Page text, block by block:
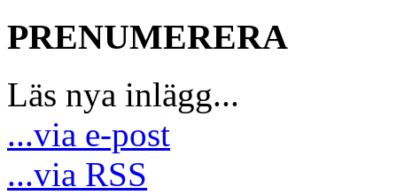
PRENUMERERA
Läs nya inlägg...
...via e-post
...via RSS